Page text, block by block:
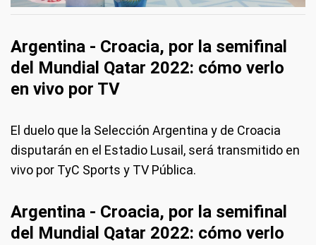
Argentina - Croacia, por la semifinal
del Mundial Qatar 2022: cómo verlo
en vivo por TV
El duelo que la Selección Argentina y de Croacia
disputarán en el Estadio Lusail, será transmitido en
vivo por TyC Sports y TV Pública.
Argentina - Croacia, por la semifinal
del Mundial Qatar 2022: cómo verlo